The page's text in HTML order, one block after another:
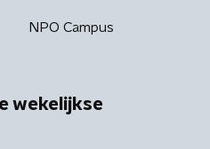
NPO Campus
wekelijkse